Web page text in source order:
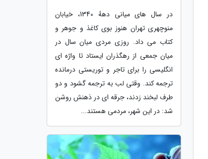
در سال های میانی دههٔ 1340، خیابان
منوچهری تهران هنوز بوی کاغذ و جوهر و
کتاب می داد. روزی مردی میان سال در
میان جمعی از رهگذران ایستاد تا واژه ای
انگلیسی را برای تاجر و توریستی درمانده
ترجمه کند. وقتی لب به ترجمه گشود و دو
طرف لبخند زدند، جرقه ای در ذهنش روشن
شد: در این شهر، مردمی هستند...